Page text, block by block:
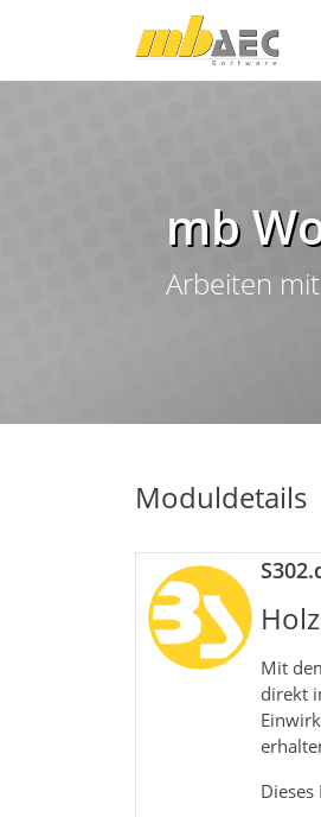
Direkt zur Hauptnavigation springen
Direkt zum Inhalt springen
mb
Arbeiten
Moduldetails
Mit
direkt